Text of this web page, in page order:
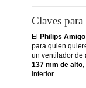
Claves
El Philips Amigo
para quien
un ventilador de
137 mm de alto,
interior.